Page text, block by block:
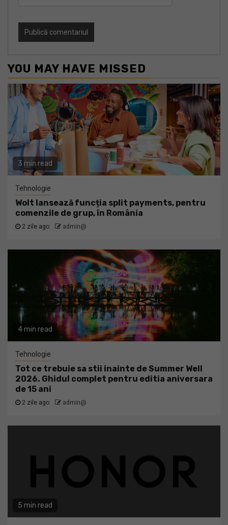
YOU MAY HAVE MISSED
3 min read
Tehnologie
Wolt lansează funcția split payments, pentru
comenzile de grup, în România
2 zile ago admin@
4 min read
Tehnologie
Tot ce trebuie sa stii inainte de Summer Well
2026. Ghidul complet pentru editia aniversara
de 15 ani
2 zile ago admin@
5 min read